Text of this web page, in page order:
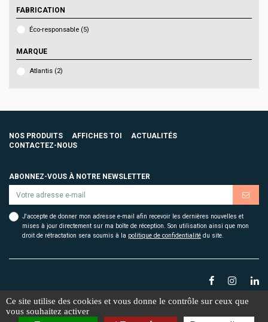
FABRICATION
Éco-responsable (5)
MARQUE
Atlantis (2)
NOS PRODUITS AFFICHES TOI
ACTUALITÉS
CONTACTEZ-NOUS
ABONNEZ-VOUS À NOTRE NEWSLETTER
J'accepte de donner mon adresse e-mail afin recevoir les dernières nouvelles et
mises à jour directement sur ma boîte de réception. Son utilisation ainsi que mon
droit de rétractation sera soumis à la politique de confidentialité du site.
2026 Affiches toi. Conception
Ce site utilise des cookies et vous donne le contrôle sur ceux que
vous souhaitez activer